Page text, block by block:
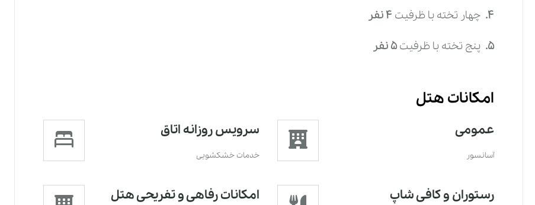
4. چهار تختهبا ظرفیت 4نفر
5. پنج تختهبا ظرفیت5نفر
امکانات هتل
عمومی
آسانسور
سرویس روزانه اتاق
خدمات خشکشویی
رستوران و کافی شاپ امکانات رفاهی و تفریحی هتل